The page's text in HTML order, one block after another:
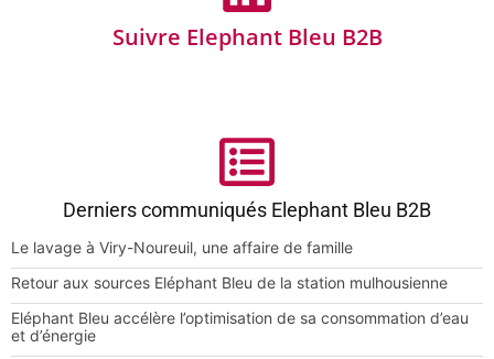
Suivre Elephant Bleu B2B
Derniers communiqués Elephant Bleu B2B
Le lavage à Viry-Noureuil, une affaire de famille
Retour aux sources Eléphant Bleu de la station mulhousienne
Eléphant Bleu accélère l’optimisation de sa consommation d’eau
et d’énergie